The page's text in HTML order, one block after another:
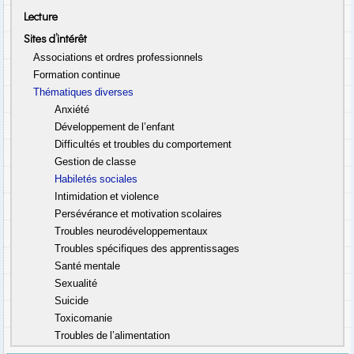
Lecture
Sites d’intérêt
Associations et ordres professionnels
Formation continue
Thématiques diverses
Anxiété
Développement de l’enfant
Difficultés et troubles du comportement
Gestion de classe
Habiletés sociales
Intimidation et violence
Persévérance et motivation scolaires
Troubles neurodéveloppementaux
Troubles spécifiques des apprentissages
Santé mentale
Sexualité
Suicide
Toxicomanie
Troubles de l’alimentation